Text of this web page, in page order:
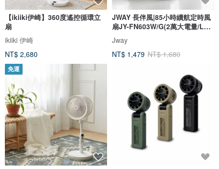
【ikiiki伊崎】360度遙控循環立
扇
ikiiki 伊崎
NT$ 2,680
JWAY 長伴風|85小時續航定時風
扇JY-FN603W/G(2萬大電量/LED
照明)
Jway
NT$ 1,479 NT$ 1,680
免運